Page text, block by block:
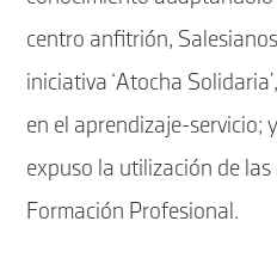
centro anfitrión,
iniciativa ‘Atocha
en el aprendizaje-servicio;
expuso la utilización de las
Formación Profesional.